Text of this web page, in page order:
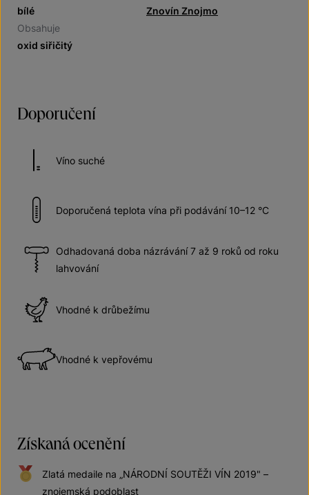
bílé
Znovín Znojmo
Obsahuje
oxid siřičitý
Doporučení
Víno suché
Doporučená teplota vína při podávání 10–12 °C
Odhadovaná doba názrávání 7 až 9 roků od roku
lahvování
Vhodné k drůbežímu
Vhodné k vepřovému
Získaná ocenění
Zlatá medaile na „NÁRODNÍ SOUTĚŽI VÍN 2019" –
znojemská podoblast